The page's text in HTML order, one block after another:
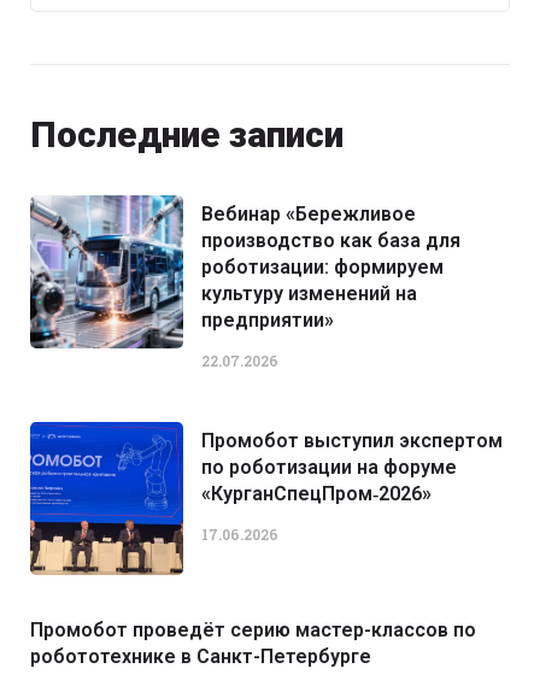
Последние записи
Вебинар «Бережливое
производство как база для
роботизации: формируем
культуру изменений на
предприятии»
22.07.2026
Промобот выступил экспертом
по роботизации на форуме
«КурганСпецПром‑2026»
17.06.2026
Промобот проведёт серию мастер-классов по
робототехнике в Санкт-Петербурге